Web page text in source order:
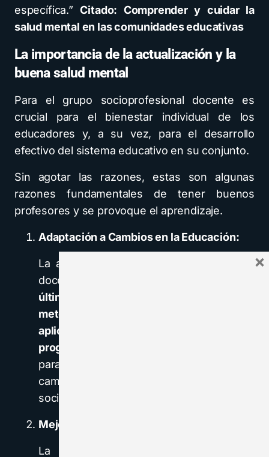
específica.”Citado: Comprender y cuidar la
salud mental en las comunidades educativas
La importancia de la actualización y la
buena salud mental
Para el grupo socioprofesional docente es
crucial para el bienestar individual de los
educadores y, a su vez, para el desarrollo
efectivo del sistema educativo en su conjunto.
Sin agotar las razones, estas son algunas
razones fundamentales de tener buenos
profesores y se provoque el aprendizaje.
Adaptación a Cambios en la Educación:
La actualización constante permite a los
docentes
últimas tendencias educativas,
metodologías de enseñanza, tecnologías
aplicables en el aula y cambios en los
programas curriculares.
para adaptarse a las necesidades
cambiantes de los estudiantes y la
sociedad.
Mejora Continua de la Enseñanza:
La actualización en nuevas teorías
×